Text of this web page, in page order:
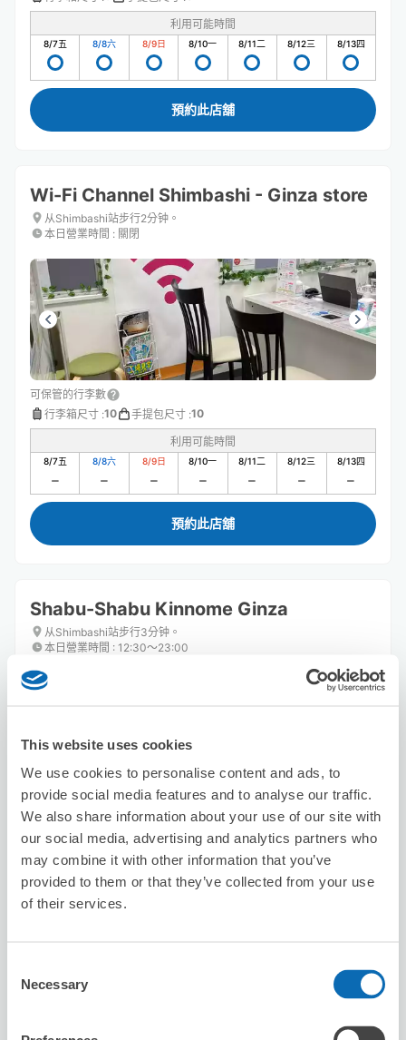
This website uses cookies
We use cookies to personalise content and ads, to
provide social media features and to analyse our traffic.
We also share information about your use of our site with
our social media, advertising and analytics partners who
may combine it with other information that you’ve
provided to them or that they’ve collected from your use
of their services.
Selection
Necessary
利用可能時間
8/7五 8/8六 8/9日 8/10一 8/11二 8/12三 8/13四
預約此店舖
Wi-Fi Channel Shimbashi - Ginza store
从Shimbashi站步行2分钟。
本日營業時間 : 關閉
可保管的行李數
行李箱尺寸 :10 手提包尺寸 :10
利用可能時間
8/7五 8/8六 8/9日 8/10一 8/11二 8/12三 8/13四
預約此店舖
Shabu-Shabu Kinnome Ginza
从Shimbashi站步行3分钟。
本日營業時間 : 12:30〜23:00
可保管的行李數
利用可能時間
8/7 五 8/8 8/9 8/10 8/11 8/12